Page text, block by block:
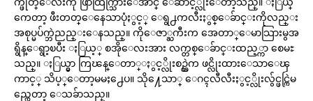
ကေတာ့ ဖီးတတ္ေနေသာပုံႏွင့္ ေရွ႕ကလီးႏွစ္ေခ်ာင္းကိုလည္း
အစုပ္မပ်က္ဘဲညည္းေနသည္။ ကိုေဇာ္ႀကီးက အေတာ္ေမာသြားမွအ
ရွိန္ေရွာ့ၿပီး ႏြယ့္ စအိုေလးအား လက္တစ္ေခ်ာင္းထည့္ကာ စေမႊ
သည္။ ႏြယ္မွာ ကြၽန္ေတာ္ႏွင့္လိုးစဥ္ထဲက ဖင္လိုးထားေသာေၾ
ကာင့္ သိပ့္ေတာ့မမႈ႕ေပ။ သို႔ေသာ္ ေဂၚလီလီးႏွင့္လိုးလွ်င္ဖင္ကြဲမ
ည္ကေတာ့ ေသခ်ာသည္။